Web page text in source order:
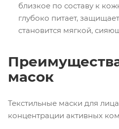
близкое по составу к
глубоко питает,
становится мягкой,
масок
Текстильные маски для
концентрации активных